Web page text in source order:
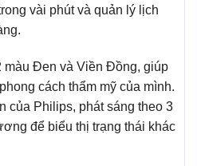
vài phút và quản lý lịch
màu Đen và Viền Đồng, giúp
cách thẩm mỹ của mình.
của Philips, phát sáng theo 3
để biểu thị trạng thái khác